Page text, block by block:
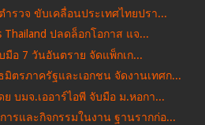
รวจ ขับเคลื่อนประเทศไทยปรา...
Thailand ปลดล็อกโอกาส แจ...
อ 7 วันอันตราย จัดแพ็กเก...
ตรภาครัฐและเอกชน จัดงานเทศก...
ย บมจ.เออาร์ไอพี จับมือ ม.หอกา...
ารและกิจกรรมในงาน ฐานรากก่อ...